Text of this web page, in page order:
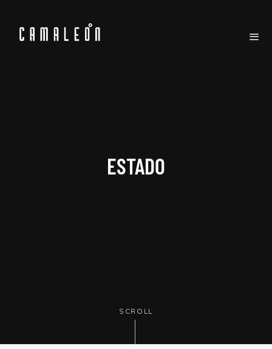
ESTADO
SCROLL